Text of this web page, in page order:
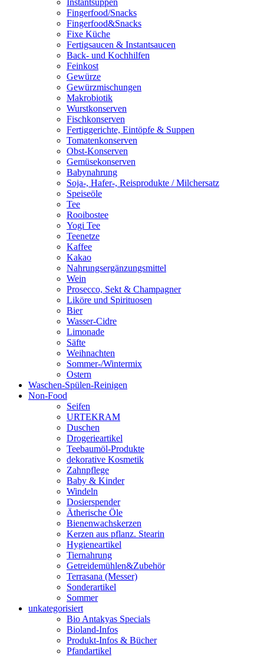
Instantsuppen
Fingerfood/Snacks
Fingerfood&Snacks
Fixe Küche
Fertigsaucen & Instantsaucen
Back- und Kochhilfen
Feinkost
Gewürze
Gewürzmischungen
Makrobiotik
Wurstkonserven
Fischkonserven
Fertiggerichte, Eintöpfe & Suppen
Tomatenkonserven
Obst-Konserven
Gemüsekonserven
Babynahrung
Soja-, Hafer-, Reisprodukte / Milchersatz
Speiseöle
Tee
Rooibostee
Yogi Tee
Teenetze
Kaffee
Kakao
Nahrungsergänzungsmittel
Wein
Prosecco, Sekt & Champagner
Liköre und Spirituosen
Bier
Wasser-Cidre
Limonade
Säfte
Weihnachten
Sommer-/Wintermix
Ostern
Waschen-Spülen-Reinigen
Non-Food
Seifen
URTEKRAM
Duschen
Drogerieartikel
Teebaumöl-Produkte
dekorative Kosmetik
Zahnpflege
Baby & Kinder
Windeln
Dosierspender
Ätherische Öle
Bienenwachskerzen
Kerzen aus pflanz. Stearin
Hygieneartikel
Tiernahrung
Getreidemühlen&Zubehör
Terrasana (Messer)
Sonderartikel
Sommer
unkategorisiert
Bio Antakyas Specials
Bioland-Infos
Produkt-Infos & Bücher
Pfandartikel